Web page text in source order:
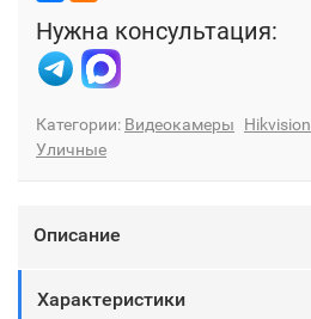
Нужна консультация:
Категории: Видеокамеры Hikvision
Уличные
Описание
Характеристики